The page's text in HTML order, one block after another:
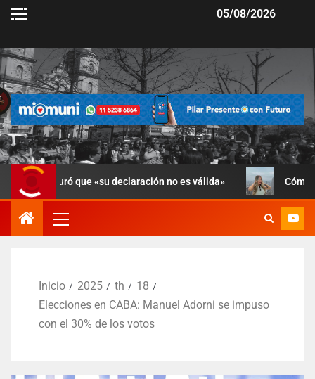
05/08/2026
que «su declaración no es válida» Cómo está
Inicio 2025 th
18
Elecciones en CABA: Manuel Adorni se impuso
con el 30% de los votos